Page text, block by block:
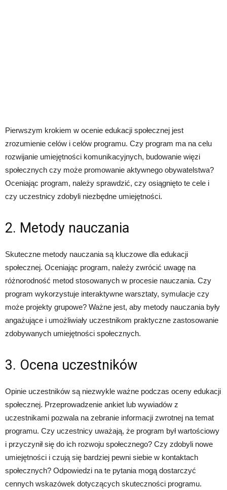
Pierwszym krokiem w ocenie edukacji społecznej jest
zrozumienie celów i celów programu. Czy program ma na celu
rozwijanie umiejętności komunikacyjnych, budowanie więzi
społecznych czy może promowanie aktywnego obywatelstwa?
Oceniając program, należy sprawdzić, czy osiągnięto te cele i
czy uczestnicy zdobyli niezbędne umiejętności.
2. Metody nauczania
Skuteczne metody nauczania są kluczowe dla edukacji
społecznej. Oceniając program, należy zwrócić uwagę na
różnorodność metod stosowanych w procesie nauczania. Czy
program wykorzystuje interaktywne warsztaty, symulacje czy
może projekty grupowe? Ważne jest, aby metody nauczania były
angażujące i umożliwiały uczestnikom praktyczne zastosowanie
zdobywanych umiejętności społecznych.
3. Ocena uczestników
Opinie uczestników są niezwykle ważne podczas oceny edukacji
społecznej. Przeprowadzenie ankiet lub wywiadów z
uczestnikami pozwala na zebranie informacji zwrotnej na temat
programu. Czy uczestnicy uważają, że program był wartościowy
i przyczynił się do ich rozwoju społecznego? Czy zdobyli nowe
umiejętności i czują się bardziej pewni siebie w kontaktach
społecznych? Odpowiedzi na te pytania mogą dostarczyć
cennych wskazówek dotyczących skuteczności programu.